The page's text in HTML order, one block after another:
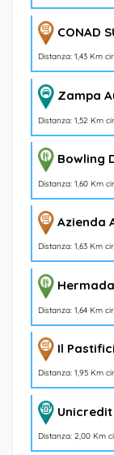
CONAD
Distanza: 1,43 Km
Zampa
Distanza: 1,52 Km
Bowling
Distanza: 1,60 Km
Azienda
Distanza: 1,63 Km
Hermada
Distanza: 1,64 Km
Il
Distanza: 1,95 Km
Distanza: 2,00 Km